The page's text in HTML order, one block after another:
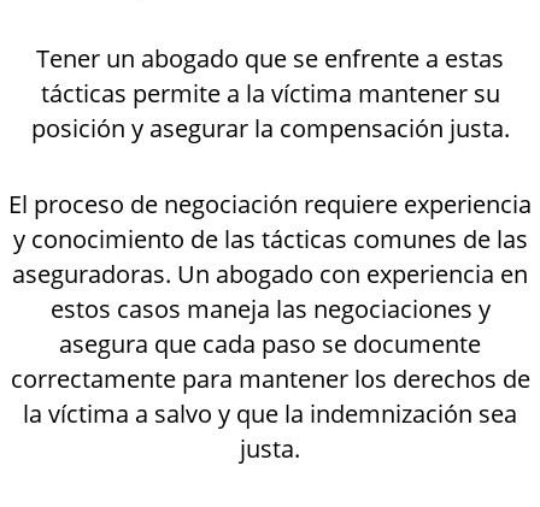
Tener un abogado que se enfrente a estas
tácticas permite a la víctima mantener su
posición y asegurar la compensación justa.
El proceso de negociación requiere experiencia
y conocimiento de las tácticas comunes de las
aseguradoras. Un abogado con experiencia en
estos casos maneja las negociaciones y
asegura que cada paso se documente
correctamente para mantener los derechos de
la víctima a salvo y que la indemnización sea
justa.